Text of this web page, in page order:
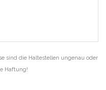
sind die Haltestellen ungenau oder
Haftung!